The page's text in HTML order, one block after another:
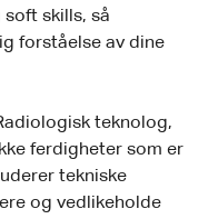
skills, så
forståelse av dine
teknolog,
ferdigheter som er
tekniske
og vedlikeholde